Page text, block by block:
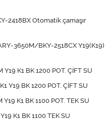
2418BX Otomatik çamaşır
3650M/BKY-2518CX Y19(K19)
K1 BK 1200 POT. ÇİFT SU
Y19 BK 1200 POT. ÇİFT SU
K1 BK 1100 POT. TEK SU
K1 BK 1100 TEK SU